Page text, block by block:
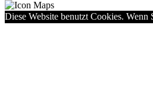
Diese Website benutzt Cookies.